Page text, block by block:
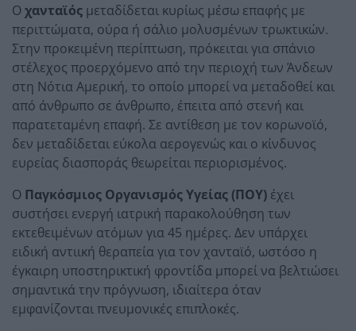
Οχανταϊός μεταδίδεται κυρίως μέσω επαφής με
περιττώματα, ούρα ή σάλιο μολυσμένων τρωκτικών.
Στην προκειμένη περίπτωση, πρόκειται για σπάνιο
στέλεχος προερχόμενο από την περιοχή των Άνδεων
στη Νότια Αμερική, το οποίο μπορεί να μεταδοθεί και
από άνθρωπο σε άνθρωπο, έπειτα από στενή και
παρατεταμένη επαφή. Σε αντίθεση με τον κορωνοϊό,
δεν μεταδίδεται εύκολα αερογενώς και ο κίνδυνος
ευρείας διασποράς θεωρείται περιορισμένος.
Ο Παγκόσμιος Οργανισμός Υγείας (ΠΟΥ) έχει
συστήσει ενεργή ιατρική παρακολούθηση των
εκτεθειμένων ατόμων για 45 ημέρες. Δεν υπάρχει
ειδική αντιική θεραπεία για τον χανταϊό, ωστόσο η
έγκαιρη υποστηρικτική φροντίδα μπορεί να βελτιώσει
σημαντικά την πρόγνωση, ιδιαίτερα όταν
εμφανίζονται πνευμονικές επιπλοκές.